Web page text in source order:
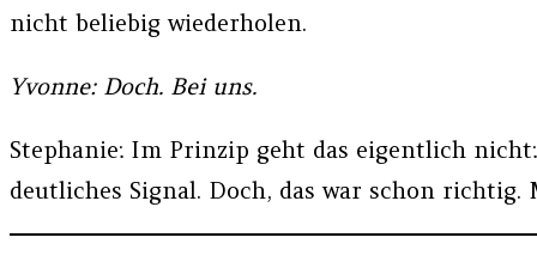
nicht beliebig wiederholen.
Yvonne: Doch. Bei uns.
Stephanie: Im Prinzip geht das eigentlich
deutliches Signal. Doch, das war schon